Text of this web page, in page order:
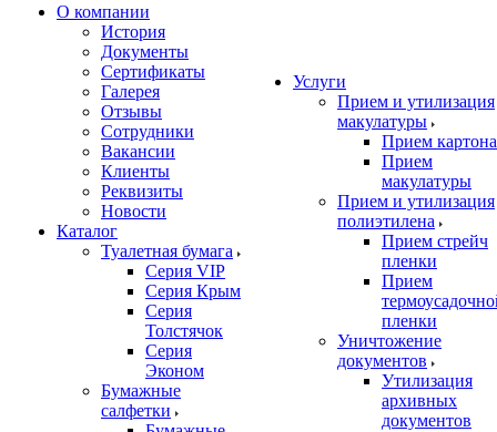
О компании
История
Документы
Сертификаты
Галерея
Отзывы
Сотрудники
Вакансии
Клиенты
Реквизиты
Новости
Каталог
Туалетная бумага
Серия VIP
Серия Крым
Серия
Толстячок
Серия
Эконом
Бумажные
салфетки
Услуги
Прием и утилизация
макулатуры
Прием картона
Прием
макулатуры
Прием и утилизация
полиэтилена
Прием стрейч
пленки
Прием
пленки
Уничтожение
документов
Утилизация
архивных
документов